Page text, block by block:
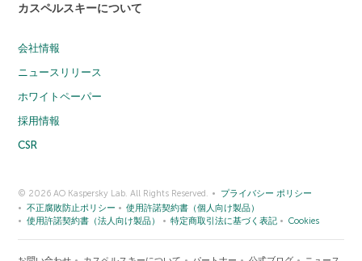
カスペルスキーについて
会社情報
ニュースリリース
ホワイトペーパー
採用情報
CSR
© 2026 AO Kaspersky Lab. All Rights Reserved.
プライバシー ポリシー
不正腐敗防止ポリシー
使用許諾契約書（個人向け製品）
使用許諾契約書（法人向け製品）
特定商取引法に基づく表記 Cookies